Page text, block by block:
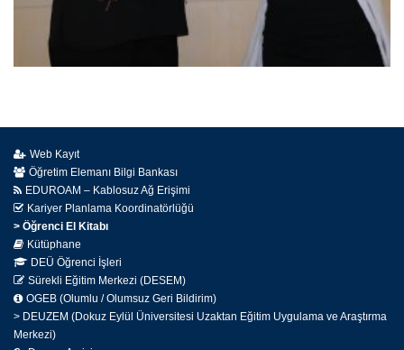
Web Kayıt
Öğretim Elemanı Bilgi Bankası
EDUROAM – Kablosuz Ağ Erişimi
Kariyer Planlama Koordinatörlüğü
> Öğrenci El Kitabı
Kütüphane
DEÜ Öğrenci İşleri
Sürekli Eğitim Merkezi (DESEM)
OGEB (Olumlu / Olumsuz Geri Bildirim)
> DEUZEM (Dokuz Eylül Üniversitesi Uzaktan Eğitim Uygulama ve Araştırma
Merkezi)